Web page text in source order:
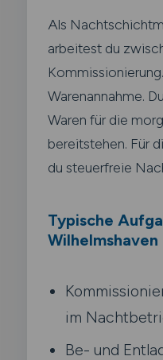
Als
arbeitest du
Warenannahme.
Waren für die
bereitstehen. Für
du steuerfreie
Typische
Wilhelmshaven
im
Be- und